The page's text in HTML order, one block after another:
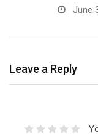
June 30, 2026
Leave a Reply